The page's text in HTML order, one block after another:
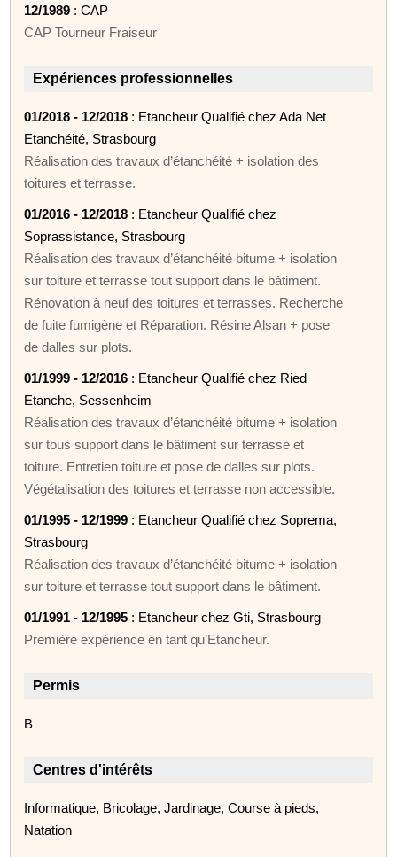
12/1989 : CAP
CAP Tourneur Fraiseur
Expériences professionnelles
01/2018 - 12/2018 : Etancheur Qualifié chez Ada Net
Etanchéité, Strasbourg
Réalisation des travaux d’étanchéité + isolation des
toitures et terrasse.
01/2016 - 12/2018 : Etancheur Qualifié chez
Soprassistance, Strasbourg
Réalisation des travaux d’étanchéité bitume + isolation
sur toiture et terrasse tout support dans le bâtiment.
Rénovation à neuf des toitures et terrasses. Recherche
de fuite fumigène et Réparation. Résine Alsan + pose
de dalles sur plots.
01/1999 - 12/2016 : Etancheur Qualifié chez Ried
Etanche, Sessenheim
Réalisation des travaux d’étanchéité bitume + isolation
sur tous support dans le bâtiment sur terrasse et
toiture. Entretien toiture et pose de dalles sur plots.
Végétalisation des toitures et terrasse non accessible.
01/1995 - 12/1999 : Etancheur Qualifié chez Soprema,
Strasbourg
Réalisation des travaux d’étanchéité bitume + isolation
sur toiture et terrasse tout support dans le bâtiment.
01/1991 - 12/1995 : Etancheur chez Gti, Strasbourg
Première expérience en tant qu’Etancheur.
Permis
B
Centres d'intérêts
Informatique, Bricolage, Jardinage, Course à pieds,
Natation